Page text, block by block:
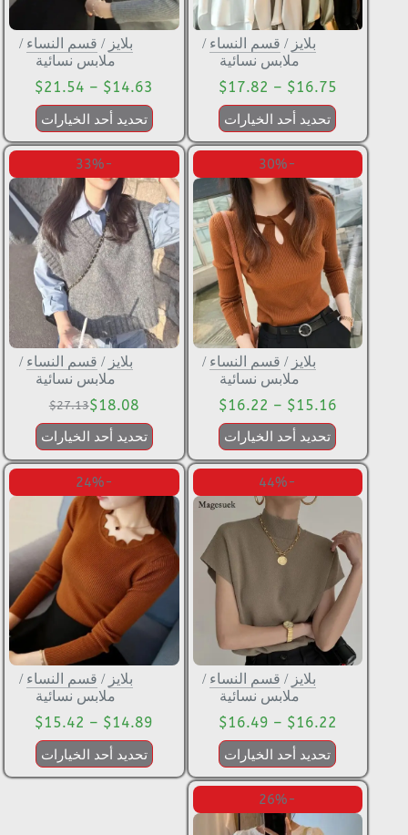
بلايز / قسم النساء /
ملابس نسائية
$16.75
–
$17.82
تحديد أحد الخيارات
بلايز / قسم النساء /
ملابس نسائية
$14.63
–
$21.54
تحديد أحد الخيارات
-30%
بلايز / قسم النساء /
ملابس نسائية
$15.16
–
$16.22
تحديد أحد الخيارات
-33%
بلايز / قسم النساء /
ملابس نسائية
$27.13$18.08
تحديد أحد الخيارات
-44%
بلايز / قسم النساء /
ملابس نسائية
$16.22
–
$16.49
تحديد أحد الخيارات
-24%
بلايز / قسم النساء /
ملابس نسائية
$14.89
–
$15.42
تحديد أحد الخيارات
-26%